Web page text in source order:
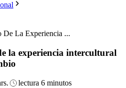
De La Experiencia ...
la experiencia intercultural
lectura 6 minutos